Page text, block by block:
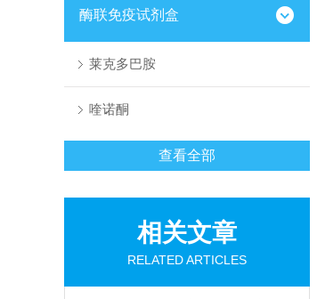
酶联免疫试剂盒
莱克多巴胺
喹诺酮
查看全部
相关文章
RELATED ARTICLES